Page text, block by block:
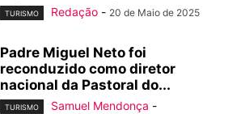
TURISMO Redação - 20 de Maio de 2025
Padre Miguel Neto foi
reconduzido como diretor
nacional da Pastoral do...
TURISMO Samuel Mendonça -